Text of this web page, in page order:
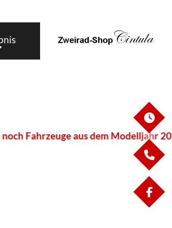
aus dem Modelljahr 2025 und